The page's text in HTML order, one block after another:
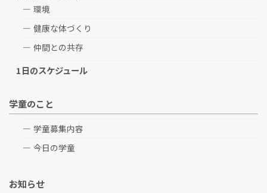
環境
健康な体づくり
仲間との共存
1日のスケジュール
学童のこと
学童募集内容
今日の学童
お知らせ